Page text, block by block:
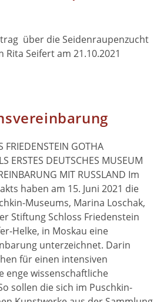
über die Seidenraupenzucht
Rita Seifert am 21.10.2021
FRIEDENSTEIN GOTHA
ERSTES DEUTSCHES MUSEUM
MIT RUSSLAND Im
haben am 15. Juni 2021 die
Museums, Marina Loschak,
Stiftung Schloss Friedenstein
Helke, in Moskau eine
unterzeichnet. Darin
für einen intensiven
enge wissenschaftliche
sollen die sich im Puschkin-